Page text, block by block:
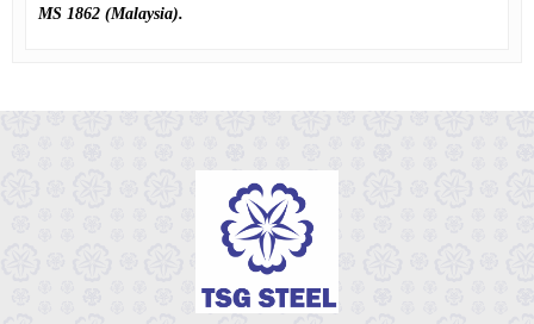
MS 1862 (Malaysia).